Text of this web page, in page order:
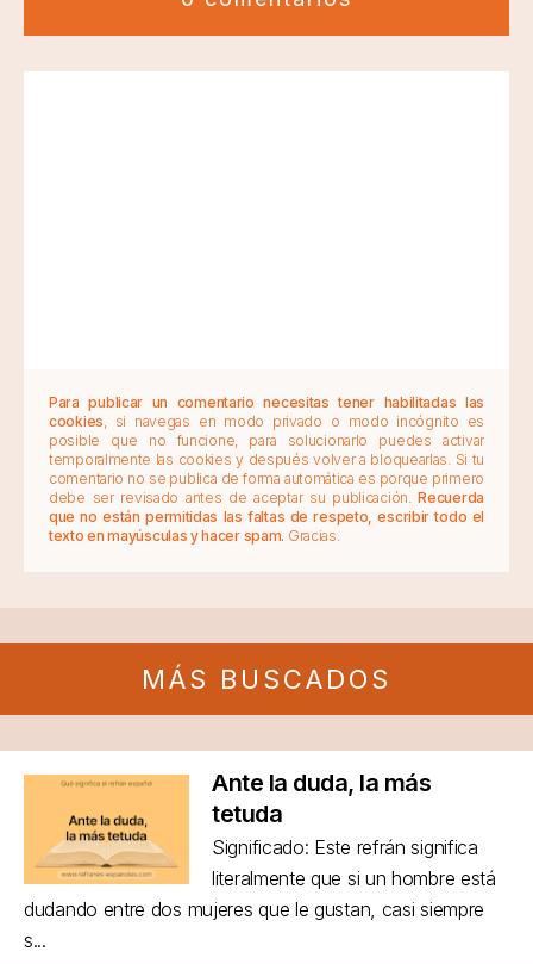
Para publicar un comentario necesitas tener habilitadas las
cookies , si navegas en modo privado o modo incógnito es
posible que no funcione, para solucionarlo puedes activar
temporalmente las cookies y después volver a bloquearlas. Si tu
comentario no se publica de forma automática es porque primero
debe ser revisado antes de aceptar su publicación.Recuerda
que no están permitidas las faltas de respeto, escribir todo el
texto en mayúsculas y hacer spam. Gracias.
MÁS BUSCADOS
Ante la duda, la más
tetuda
Significado: Este refrán significa
literalmente que si un hombre está
dudando entre dos mujeres que le gustan, casi siempre
s...